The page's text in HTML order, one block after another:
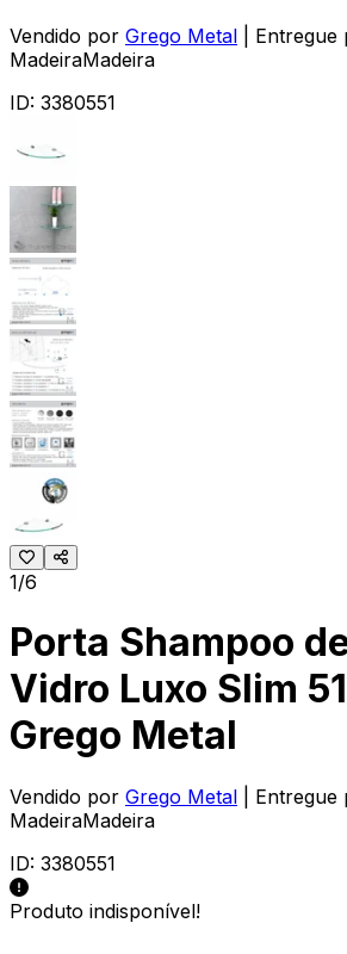
Vendido por Grego Metal
|
MadeiraMadeira
ID: 3380551
1/6
Porta Shampoo
Vidro Luxo Slim
Grego Metal
Vendido por Grego Metal
|
MadeiraMadeira
ID: 3380551
Produto indisponível!